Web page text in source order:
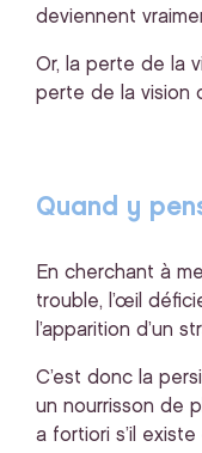
deviennent
Or, la perte de la
perte de la vision
Quand y
En cherchant à
trouble, l’œil
l’apparition d’un
C’est donc la
un nourrisson de
a fortiori s’il